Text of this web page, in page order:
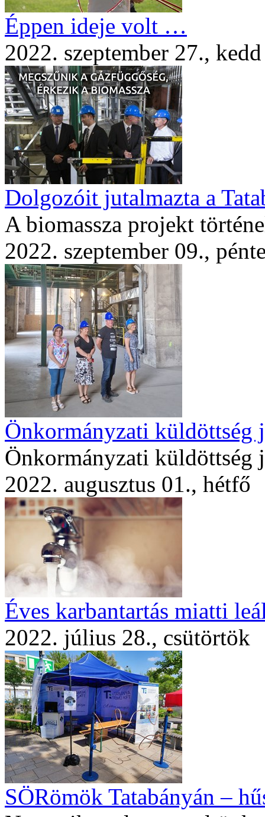
Éppen ideje volt …
2022. szeptember 27., kedd
Dolgozóit jutalmazta a
A biomassza projekt
2022. szeptember 09.,
Önkormányzati küldöttség
Önkormányzati küldöttség
2022. augusztus 01., hétfő
Éves karbantartás miatti
2022. július 28., csütörtök
SÖRömök Tatabányán –